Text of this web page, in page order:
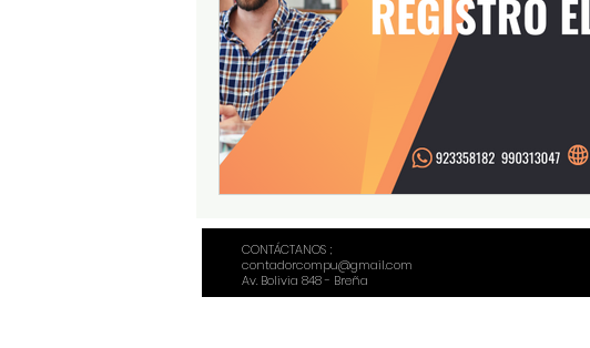
CONTÁCTANOS ;
contadorcompu@gmail.com
Av. Bolivia 848 - Breña